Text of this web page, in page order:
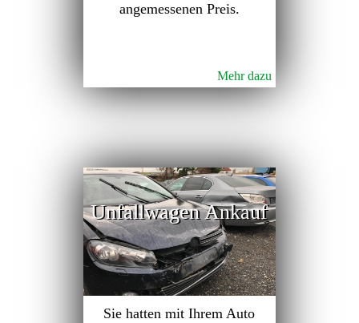
angemessenen Preis.
Mehr dazu
Unfallwagen Ankauf
Sie hatten mit Ihrem Auto